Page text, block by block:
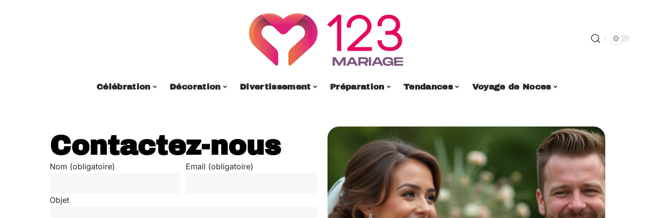
Célébration Décoration Divertissement Préparation Tendances Voyage de Noces
Contactez-nous
Nom (obligatoire) Email (obligatoire)
Objet